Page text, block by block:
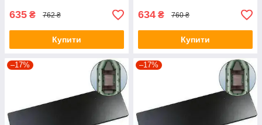
635 ₴ 762 ₴
Купити
634 ₴ 760 ₴
Купити
–17% –17%